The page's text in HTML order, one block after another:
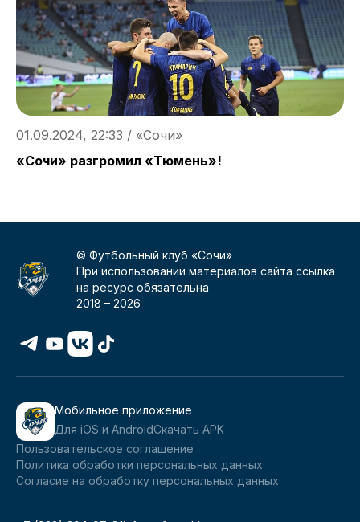
01.09.2024, 22:33 / «Сочи»
«Сочи» разгромил «Тюмень»!
© Футбольный клуб «Сочи»
При использовании материалов сайта ссылка
на ресурс обязательна
2018 –2026
Мобильное приложение
Для iOS и AndroidСкачать APK
Пользовательское соглашение
Политика обработки персональных данных
Согласие на обработку персональных данных